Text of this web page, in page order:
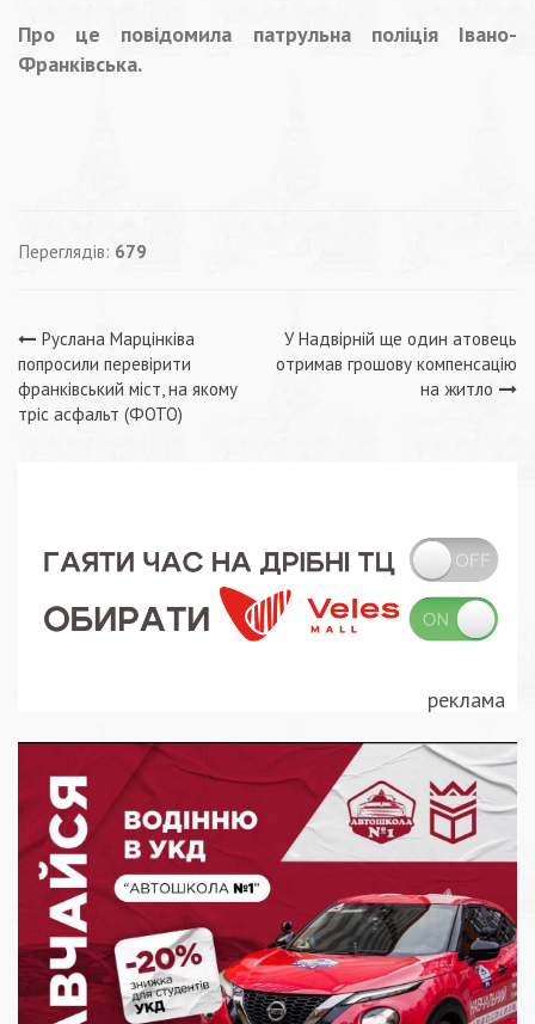
Про це повідомила патрульна поліція Івано-
Франківська.
Переглядів: 679
Навігація
записів
Руслана Марцінківа
попросили перевірити
франківський міст, на якому
тріс асфальт (ФОТО)
У Надвірній ще один атовець
отримав грошову компенсацію
на житло